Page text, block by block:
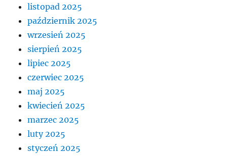
listopad 2025
październik 2025
wrzesień 2025
sierpień 2025
lipiec 2025
czerwiec 2025
maj 2025
kwiecień 2025
marzec 2025
luty 2025
styczeń 2025